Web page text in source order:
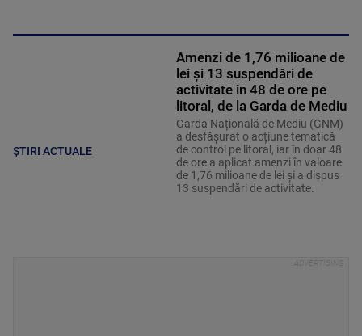
ȘTIRI ACTUALE
Amenzi de 1,76 milioane de
lei și 13 suspendări de
activitate în 48 de ore pe
litoral, de la Garda de Mediu
Garda Națională de Mediu (GNM)
a desfășurat o acțiune tematică
de control pe litoral, iar în doar 48
de ore a aplicat amenzi în valoare
de 1,76 milioane de lei și a dispus
13 suspendări de activitate.